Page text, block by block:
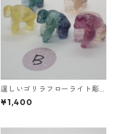
逞しいゴリラフローライト彫
刻 置物 3.5g前後 高さ15mm前
後
¥1,400